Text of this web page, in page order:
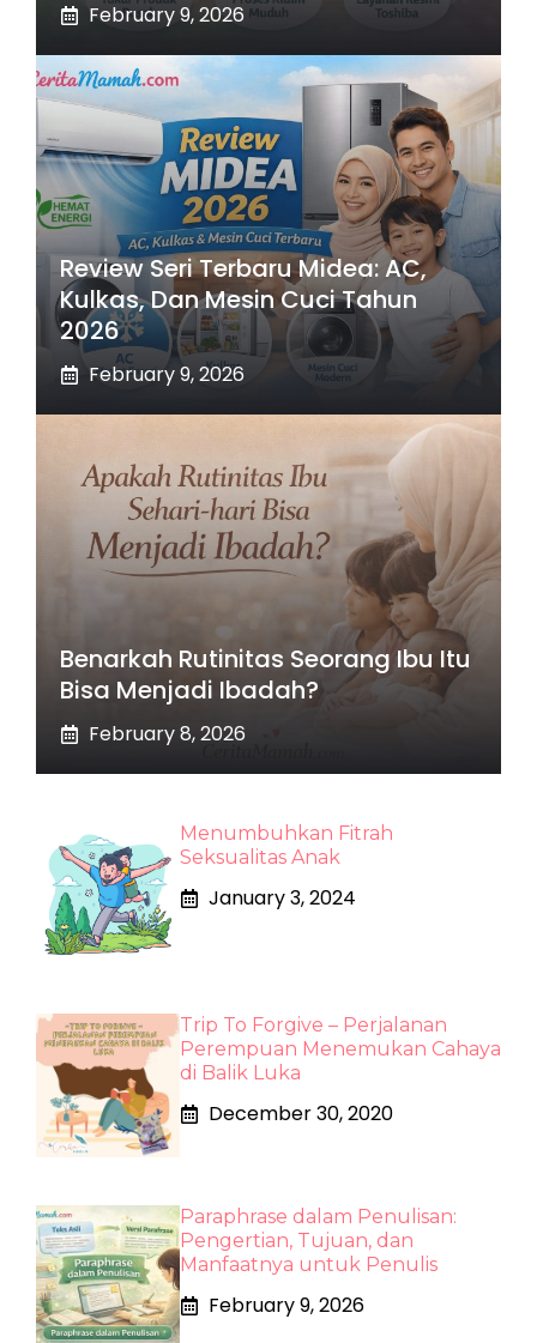
February 9, 2026
Review Seri Terbaru Midea: AC,
Kulkas, Dan Mesin Cuci Tahun
2026
February 9, 2026
Benarkah Rutinitas Seorang Ibu Itu
Bisa Menjadi Ibadah?
February 8, 2026
Menumbuhkan Fitrah
Seksualitas Anak
January 3, 2024
Trip To Forgive – Perjalanan
Perempuan Menemukan Cahaya
di Balik Luka
December 30, 2020
Paraphrase dalam Penulisan:
Pengertian, Tujuan, dan
Manfaatnya untuk Penulis
February 9, 2026